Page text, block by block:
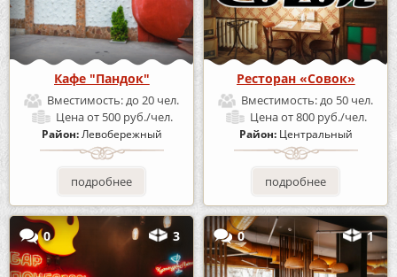
Кафе "Пандок"
Вместимость:до 20 чел.
Ценаот 500 руб./чел.
Район:Левобережный
подробнее
Ресторан «Совок»
Вместимость:до 50 чел.
Ценаот 800 руб./чел.
Район: Центральный
подробнее
0 3 0 1